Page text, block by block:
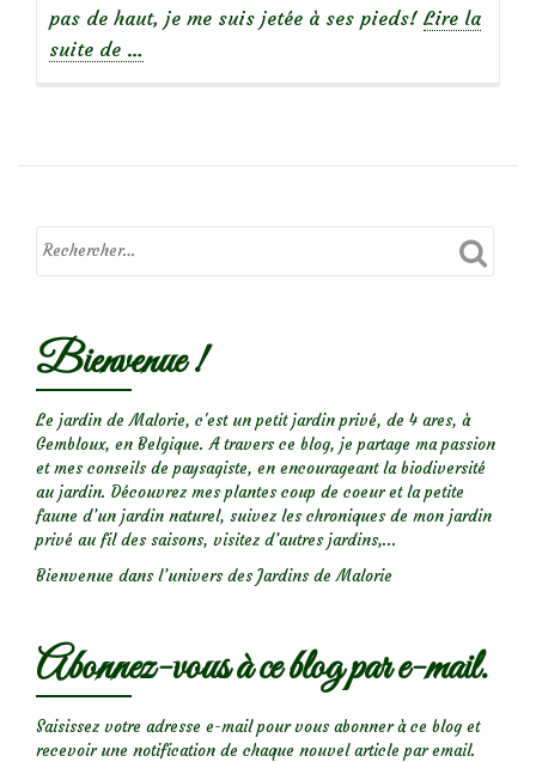
pas de haut, je me suis jetée à ses pieds! Lire la
suite de
Focus
‘Souvenir
d’Angélique’
(syn.
‘Fifi
sur
la
Volière’)
…
Bienvenue !
Le jardin de Malorie, c'est un petit jardin privé, de 4 ares, à
Gembloux, en Belgique. A travers ce blog, je partage ma passion
et mes conseils de paysagiste, en encourageant la biodiversité
au jardin. Découvrez mes plantes coup de coeur et la petite
faune d’un jardin naturel, suivez les chroniques de mon jardin
privé au fil des saisons, visitez d’autres jardins,...
Bienvenue dans l’univers des Jardins de Malorie
Abonnez-vous à ce blog par e-mail.
Saisissez votre adresse e-mail pour vous abonner à ce blog et
recevoir une notification de chaque nouvel article par email.